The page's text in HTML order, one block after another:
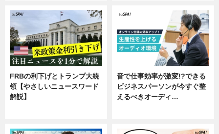
FRBの利下げとトランプ大統
領【やさしいニュースワード
解説】
音で仕事効率が激変!?できる
ビジネスパーソンが今すぐ整
えるべきオーディ…